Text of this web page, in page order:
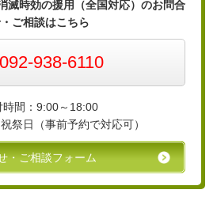
滅時効の援用（全国対応）のお問合
ご相談はこちら
092-938-6110
時間：9:00～18:00
祭日（事前予約で対応可）
・ご相談フォーム